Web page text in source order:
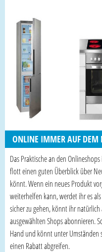
ONLINE IMMER AUF DEM
Das Praktische an den
flott einen guten Überblick über
könnt. Wenn ein neues Produkt
weiterhelfen kann, werdet ihr es
sicher zu gehen, könnt ihr
ausgewählten Shops abonnieren.
Hand und könnt unter Umständen
einen Rabatt abgreifen.